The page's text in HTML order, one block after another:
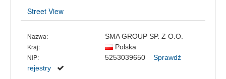
Street View
Nazwa: SMA GROUP SP. Z O.O.
Kraj: Polska
NIP: 5253039650 Sprawdź
rejestry